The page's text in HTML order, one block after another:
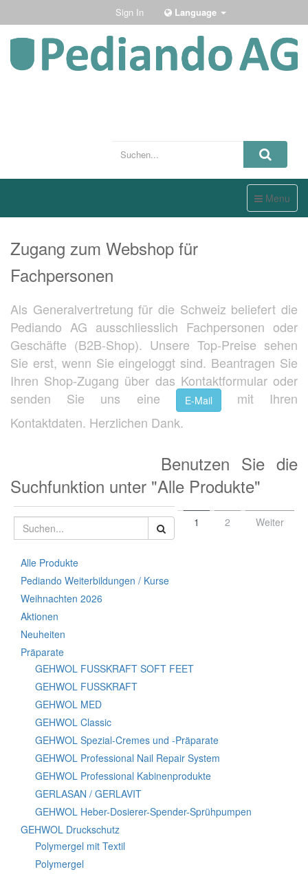
Sign In Language
Toggle
navigation
Menu
Zugang zum Webshop für
Fachpersonen
Als Generalvertretung für die Schweiz beliefert die
Pediando AG ausschliesslich Fachpersonen oder
Geschäfte (B2B-Shop). Unsere Top-Preise sehen
Sie erst, wenn Sie eingeloggt sind. Beantragen Sie
Ihren Shop-Zugang über das Kontaktformular oder
senden Sie uns eine
E-Mail
mit Ihren
Kontaktdaten. Herzlichen Dank.
Benutzen Sie die
Suchfunktion unter "Alle Produkte"
1 2 Weiter
Alle Produkte
Pediando Weiterbildungen / Kurse
Weihnachten 2026
Aktionen
Neuheiten
Präparate
GEHWOL FUSSKRAFT SOFT FEET
GEHWOL FUSSKRAFT
GEHWOL MED
GEHWOL Classic
GEHWOL Spezial-Cremes und -Präparate
GEHWOL Professional Nail Repair System
GEHWOL Professional Kabinenprodukte
GERLASAN / GERLAVIT
GEHWOL Heber-Dosierer-Spender-Sprühpumpen
GEHWOL Druckschutz
Polymergel mit Textil
Polymergel